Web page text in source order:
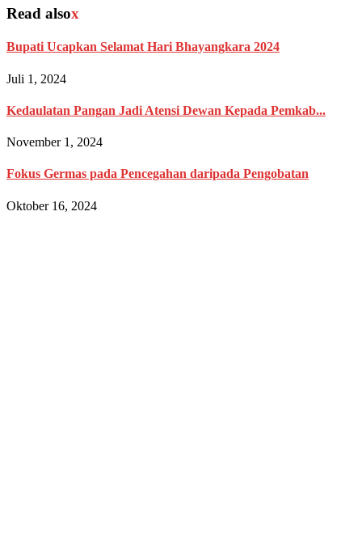
Read alsox
Bupati Ucapkan Selamat Hari Bhayangkara 2024
Juli 1, 2024
Kedaulatan Pangan Jadi Atensi Dewan Kepada Pemkab...
November 1, 2024
Fokus Germas pada Pencegahan daripada Pengobatan
Oktober 16, 2024